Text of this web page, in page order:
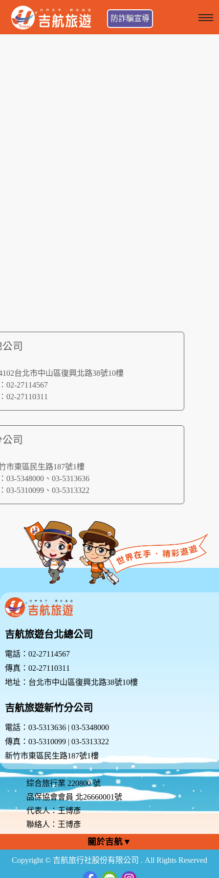
防詐騙宣導
司
台北市中山區復興北路38號10樓
02-27114567
02-27110311
司
市東區民生路187號1樓
03-5348000、03-5313636
03-5310099、03-5313322
吉航旅遊台北總公司
電話：02-27114567
傳真：02-27110311
地址：台北市中山區復興北路38號10樓
吉航旅遊新竹分公司
電話：03-5313636 | 03-5348000
傳真：03-5310099 | 03-5313322
新竹市東區民生路187號1樓
綜合旅行業 220800 號
品保協會會員 北26660001號
代表人：王博彥
聯絡人：王博彥
關於吉航▼
Copyright © 吉航旅行社股份有限公司 . All Rights Reserved